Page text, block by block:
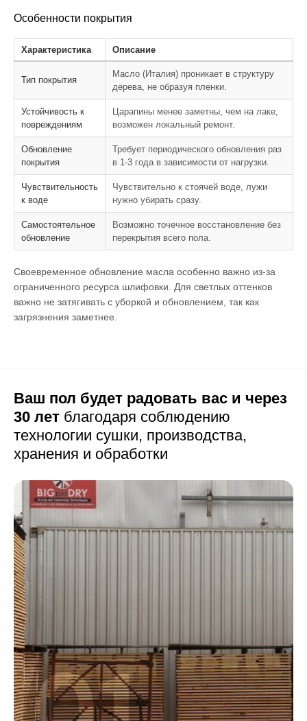
Особенности покрытия
Характеристика Описание
Тип покрытия
Масло (Италия) проникает в структуру
дерева, не образуя пленки.
Устойчивость к
повреждениям
Царапины менее заметны, чем на лаке,
возможен локальный ремонт.
Обновление
покрытия
Требует периодического обновления раз
в 1-3 года в зависимости от нагрузки.
Чувствительность
к воде
Чувствительно к стоячей воде, лужи
нужно убирать сразу.
Самостоятельное
обновление
Возможно точечное восстановление без
перекрытия всего пола.
Своевременное обновление масла особенно важно из-за
ограниченного ресурса шлифовки. Для светлых оттенков
важно не затягивать с уборкой и обновлением, так как
загрязнения заметнее.
Ваш пол будет радовать вас и через
30 лет благодаря соблюдению
технологии сушки, производства,
хранения и обработки